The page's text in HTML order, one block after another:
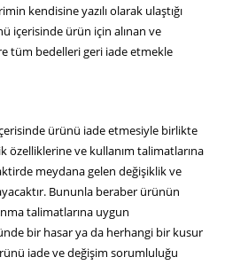
kendisine yazılı olarak ulaştığı
içerisinde ürün için alınan ve
tüm bedelleri geri iade etmekle
ürünü iade etmesiyle birlikte
özelliklerine ve kullanım talimatlarına
meydana gelen değişiklik ve
Bununla beraber ürünün
talimatlarına uygun
bir hasar ya da herhangi bir kusur
iade ve değişim sorumluluğu